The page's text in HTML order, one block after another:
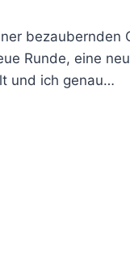
Runde, eine
und ich genau…